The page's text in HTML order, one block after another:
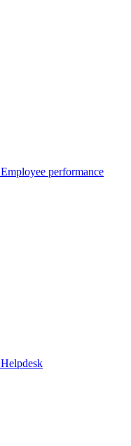
Employee performance
Helpdesk